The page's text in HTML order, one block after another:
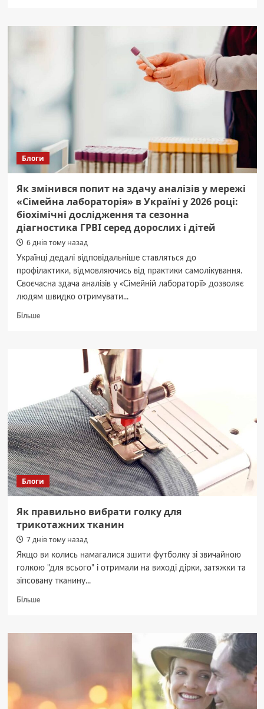
та
відкриття
вступ.
Блоги
Як змінився попит на здачу аналізів у мережі
«Сімейна лабораторія» в Україні у 2026 році:
біохімічні дослідження та сезонна
діагностика ГРВІ серед дорослих і дітей
6 днів тому назад
Українці дедалі відповідальніше ставляться до
профілактики, відмовляючись від практики самолікування.
Своєчасна здача аналізів у «Сімейній лабораторії» дозволяє
людям швидко отримувати...
БільшеДокладніше
у
мережі
«Сімейна
лабораторія»
в
Україні
у
2026
році:
дослідження
та
сезонна
серед
дорослих
Блоги
Як правильно вибрати голку для
трикотажних тканин
7 днів тому назад
Якщо ви колись намагалися зшити футболку зі звичайною
голкою "для всього" і отримали на виході дірки, затяжки та
зіпсовану тканину...
БільшеДокладніше
правильно